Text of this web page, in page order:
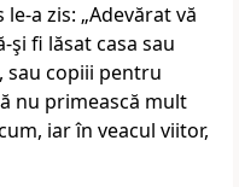
le-a zis: „Adevărat vă
şi fi lăsat casa sau
sau copiii pentru
nu primească mult
iar în veacul viitor,